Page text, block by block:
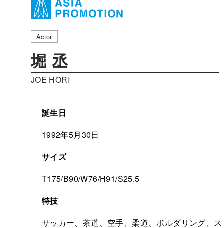
Actor
堀 丞
JOE HORI
誕生日
1992年5月30日
サイズ
T175/B90/W76/H91/S25.5
特技
サッカー、茶道、空手、柔道、ボルダリング、ス